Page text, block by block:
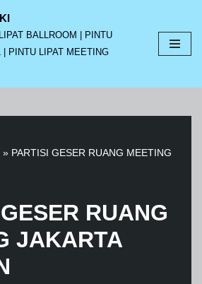
BALLROOM | PINTU
| PINTU LIPAT MEETING
» PARTISI GESER RUANG MEETING
RUANG
JAKARTA